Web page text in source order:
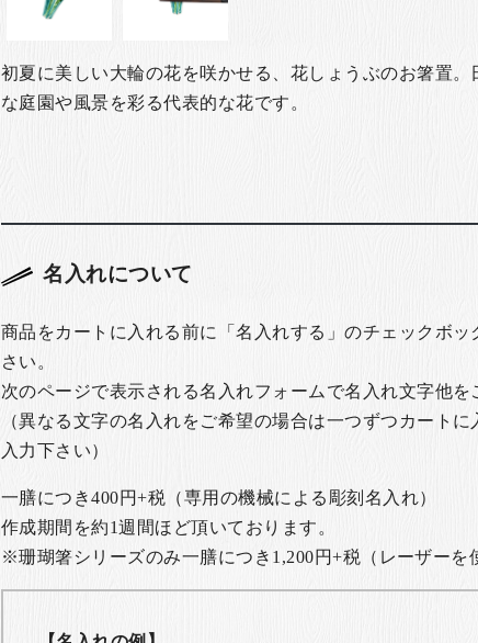
初夏に美しい大輪の花を咲かせる、花しょうぶのお箸置。
な庭園や風景を彩る代表的な花です。
名入れについて
商品をカートに入れる前に「名入れする」のチェックボ
さい。
次のページで表示される名入れフォームで名入れ文字他を
（異なる文字の名入れをご希望の場合は一つずつカート
入力下さい）
一膳につき400円+税（専用の機械による彫刻名入れ）
作成期間を約1週間ほど頂いております。
※珊瑚箸シリーズのみ一膳につき1,200円+税 （レーザーを